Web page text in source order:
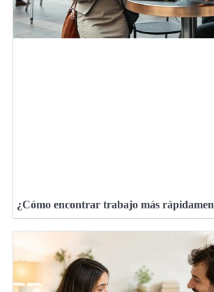
¿Cómo encontrar trabajo más